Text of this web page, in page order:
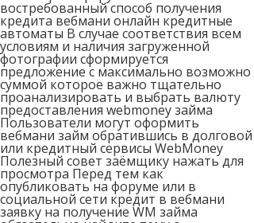
востребованный способ получения
кредита вебмани онлайн кредитные
автоматы В случае соответствия всем
условиям и наличия загруженной
фотографии сформируется
предложение с максимально возможно
суммой которое важно тщательно
проанализировать и выбрать валюту
предоставления webmoney займа
Пользователи могут оформить
вебмани займ обратившись в долговой
или кредитный сервисы WebMoney
Полезный совет заёмщику нажать для
просмотра Перед тем как
опубликовать на форуме или в
социальной сети кредит в вебмани
заявку на получение WM займа